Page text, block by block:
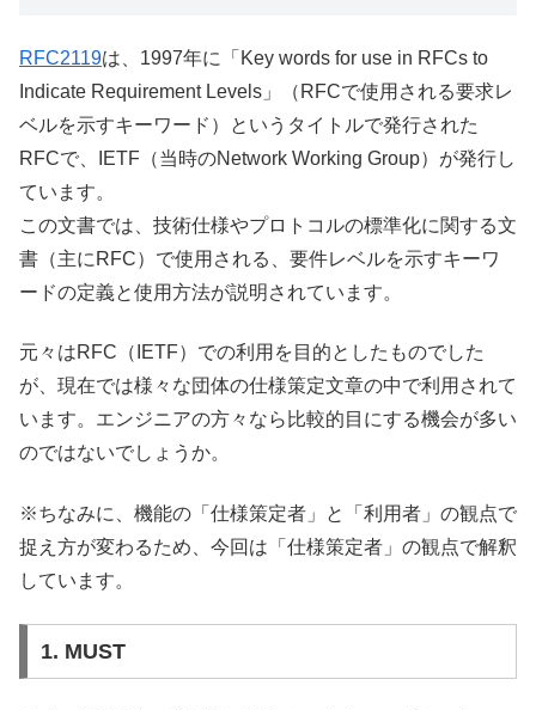
RFC2119は、1997年に「Key words for use in RFCs to
Indicate Requirement Levels」（RFCで使用される要求レ
ベルを示すキーワード）というタイトルで発行された
RFCで、IETF（当時のNetwork Working Group）が発行し
ています。
この文書では、技術仕様やプロトコルの標準化に関する文
書（主にRFC）で使用される、要件レベルを示すキーワ
ードの定義と使用方法が説明されています。
元々はRFC（IETF）での利用を目的としたものでした
が、現在では様々な団体の仕様策定文章の中で利用されて
います。エンジニアの方々なら比較的目にする機会が多い
のではないでしょうか。
※ちなみに、機能の「仕様策定者」と「利用者」の観点で
捉え方が変わるため、今回は「仕様策定者」の観点で解釈
しています。
1. MUST